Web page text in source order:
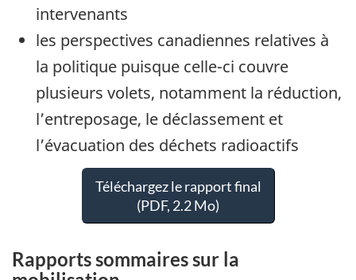
intervenants
les perspectives canadiennes relatives à
la politique puisque celle-ci couvre
plusieurs volets, notamment la réduction,
l’entreposage, le déclassement et
l’évacuation des déchets radioactifs
Téléchargez le rapport final
(PDF, 2.2 Mo)
Rapports sommaires sur la